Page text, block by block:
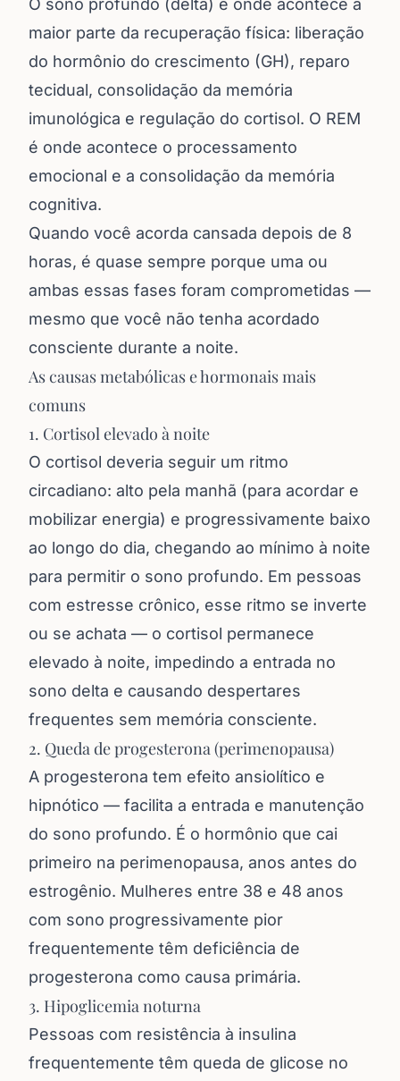
O sono profundo (delta) é onde acontece a
maior parte da recuperação física: liberação
do hormônio do crescimento (GH), reparo
tecidual, consolidação da memória
imunológica e regulação do cortisol. O REM
é onde acontece o processamento
emocional e a consolidação da memória
cognitiva.
Quando você acorda cansada depois de 8
horas, é quase sempre porque uma ou
ambas essas fases foram comprometidas —
mesmo que você não tenha acordado
consciente durante a noite.
As causas metabólicas e hormonais mais
comuns
1. Cortisol elevado à noite
O cortisol deveria seguir um ritmo
circadiano: alto pela manhã (para acordar e
mobilizar energia) e progressivamente baixo
ao longo do dia, chegando ao mínimo à noite
para permitir o sono profundo. Em pessoas
com estresse crônico, esse ritmo se inverte
ou se achata — o cortisol permanece
elevado à noite, impedindo a entrada no
sono delta e causando despertares
frequentes sem memória consciente.
2. Queda de progesterona (perimenopausa)
A progesterona tem efeito ansiolítico e
hipnótico — facilita a entrada e manutenção
do sono profundo. É o hormônio que cai
primeiro na perimenopausa, anos antes do
estrogênio. Mulheres entre 38 e 48 anos
com sono progressivamente pior
frequentemente têm deficiência de
progesterona como causa primária.
3. Hipoglicemia noturna
Pessoas com resistência à insulina
frequentemente têm queda de glicose no